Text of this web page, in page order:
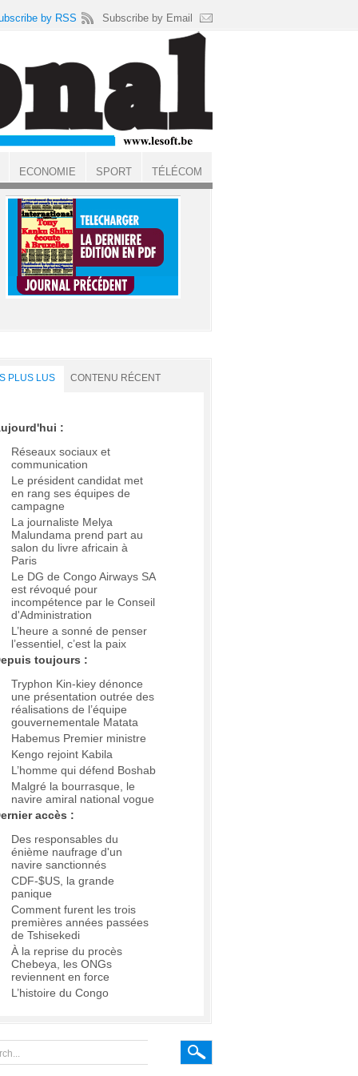
PLUS LUS CONTENU RÉCENT
:
Réseaux sociaux et
communication
Le président candidat met
en rang ses équipes de
campagne
La journaliste Melya
Malundama prend part au
salon du livre africain à
Paris
Le DG de Congo Airways SA
est révoqué pour
incompétence par le Conseil
d'Administration
L’heure a sonné de penser
l’essentiel, c’est la paix
toujours :
Tryphon Kin-kiey dénonce
une présentation outrée des
réalisations de l’équipe
gouvernementale Matata
Habemus Premier ministre
Kengo rejoint Kabila
L’homme qui défend Boshab
Malgré la bourrasque, le
navire amiral national vogue
accès :
Des responsables du
énième naufrage d'un
navire sanctionnés
CDF-$US, la grande
panique
Comment furent les trois
premières années passées
de Tshisekedi
À la reprise du procès
Chebeya, les ONGs
reviennent en force
L’histoire du Congo
by RSS Subscribe by Email
ECONOMIE SPORT TÉLÉCOM